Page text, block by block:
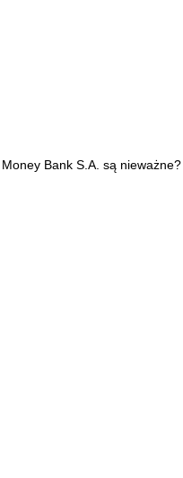
Bank S.A. są nieważne?